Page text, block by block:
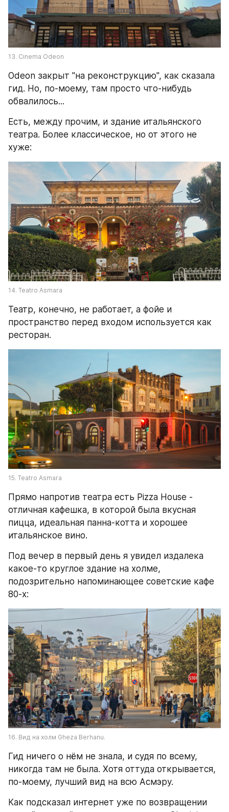
13. Cinema Odeon
Odeon закрыт "на реконструкцию", как сказала
гид. Но, по-моему, там просто что-нибудь
обвалилось...
Есть, между прочим, и здание итальянского
театра. Более классическое, но от этого не
хуже:
14. Teatro Asmara
Театр, конечно, не работает, а фойе и
пространство перед входом используется как
ресторан.
15. Teatro Asmara
Прямо напротив театра есть Pizza House -
отличная кафешка, в которой была вкусная
пицца, идеальная панна-котта и хорошее
итальянское вино.
Под вечер в первый день я увидел издалека
какое-то круглое здание на холме,
подозрительно напоминающее советские кафе
80-х:
16. Вид на холм Gheza Berhanu.
Гид ничего о нём не знала, и судя по всему,
никогда там не была. Хотя оттуда открывается,
по-моему, лучший вид на всю Асмэру.
Как подсказал интернет уже по возвращении